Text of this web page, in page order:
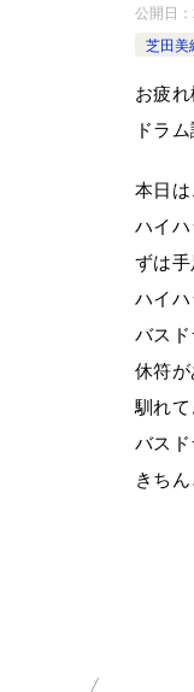
公開日：
芝田美
お疲れ
ドラ
本日
ハイ
ずは手
ハイ
バス
休符
馴れ
バス
きち